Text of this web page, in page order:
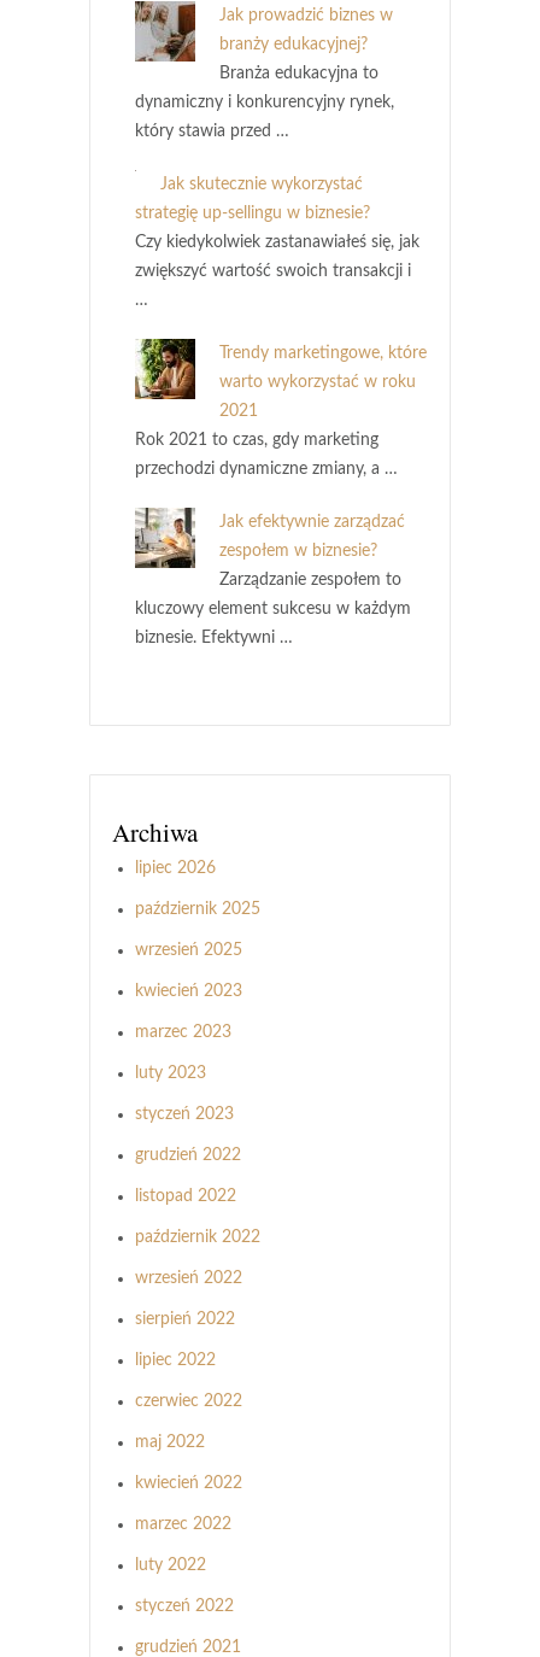
Jak prowadzić biznes w
branży edukacyjnej?
Branża edukacyjna to
dynamiczny i konkurencyjny rynek,
który stawia przed …
Jak skutecznie wykorzystać
strategię up-sellingu w biznesie?
Czy kiedykolwiek zastanawiałeś się, jak
zwiększyć wartość swoich transakcji i
…
Trendy marketingowe, które
warto wykorzystać w roku
2021
Rok 2021 to czas, gdy marketing
przechodzi dynamiczne zmiany, a …
Jak efektywnie zarządzać
zespołem w biznesie?
Zarządzanie zespołem to
kluczowy element sukcesu w każdym
biznesie. Efektywni …
Archiwa
lipiec 2026
październik 2025
wrzesień 2025
kwiecień 2023
marzec 2023
luty 2023
styczeń 2023
grudzień 2022
listopad 2022
październik 2022
wrzesień 2022
sierpień 2022
lipiec 2022
czerwiec 2022
maj 2022
kwiecień 2022
marzec 2022
luty 2022
styczeń 2022
grudzień 2021